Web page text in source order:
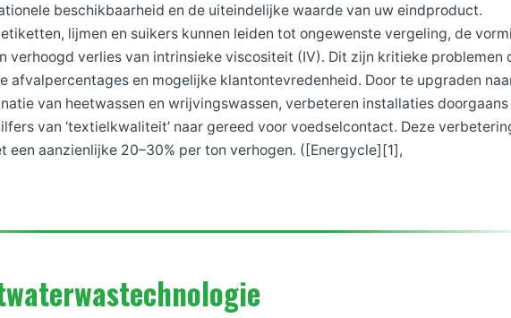
beschikbaarheid en de uiteindelijke waarde van uw eindproduct.
lijmen en suikers kunnen leiden tot ongewenste vergeling, de
verhoogd verlies van intrinsieke viscositeit (IV). Dit zijn kritieke problemen
afvalpercentages en mogelijke klantontevredenheid. Door te upgraden
van heetwassen en wrijvingswassen, verbeteren installaties
van ‘textielkwaliteit’ naar gereed voor voedselcontact. Deze
een aanzienlijke 20–30% per ton verhogen. ([Energycle][1],